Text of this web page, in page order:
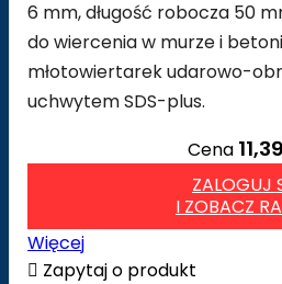
6 mm, długość robocza 50
do wiercenia w murze i
młotowiertarek udarowo-
uchwytem SDS-plus.
Cena
ZALOGUJ
I ZOBACZ
Więcej
 Zapytaj o produkt